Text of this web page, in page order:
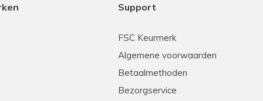
Support
FSC Keurmerk
Algemene voorwaarden
Betaalmethoden
Bezorgservice